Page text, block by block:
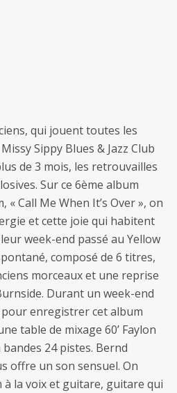
qui jouent toutes les
Sippy Blues & Jazz Club
de 3 mois, les retrouvailles
Sur ce 6ème album
« Call Me When It’s Over », on
et cette joie qui habitent
week-end passé au Yellow
composé de 6 titres,
morceaux et une reprise
Durant un week-end
pour enregistrer cet album
table de mixage 60’ Faylon
24 pistes. Bernd
offre un son sensuel. On
la voix et guitare, guitare qui